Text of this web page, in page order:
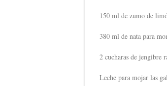
150 ml de zumo de
380 ml de nata para
2 cucharas de jengibre
Leche para mojar las